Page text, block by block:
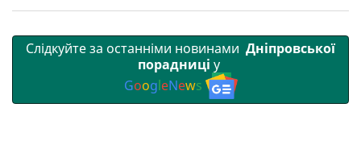
Слідкуйте за останніми новинами Дніпровської
порадниці у
GoogleNews